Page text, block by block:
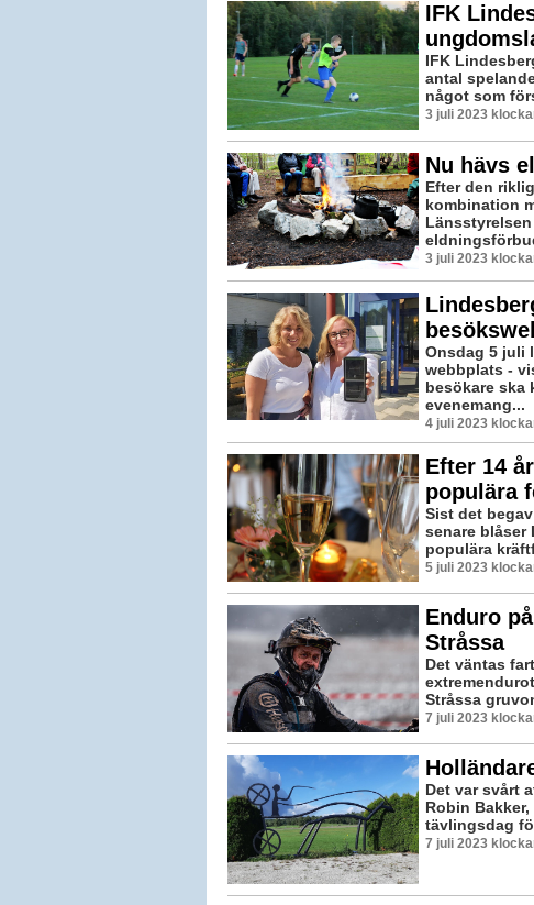
IFK
IFK
antal
något som
3 juli 2023
Nu hävs
Efter den
kombination
3 juli 2023
Onsdag 5 juli
webbplats -
besökare ska
evenemang...
4 juli 2023
Efter 14
populära
Sist det
senare
populära
5 juli 2023
Enduro
Stråssa
Det väntas
Stråssa
7 juli 2023
Det var svårt
Robin
tävlingsdag
7 juli 2023